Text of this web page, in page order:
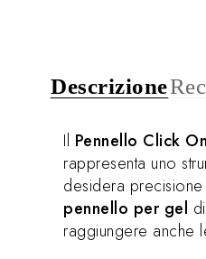
Descrizione
Il Pennello Click
rappresenta uno
desidera
pennello per gel
raggiungere anche